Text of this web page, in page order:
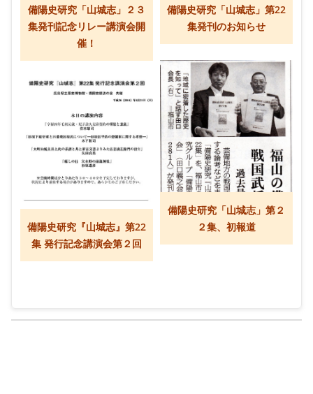
備陽史研究「山城志」２３
集発刊記念リレー講演会開
催！
備陽史研究「山城志」第22
集発刊のお知らせ
備陽史研究「山城志」第２
２集、初報道
備陽史研究『山城志』第22
集 発行記念講演会第２回